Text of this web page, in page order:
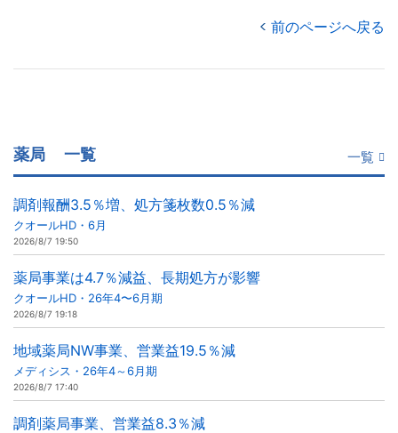
前のページへ戻る
薬局 一覧 一覧
調剤報酬3.5％増、処方箋枚数0.5％減
クオールHD・6月
2026/8/7 19:50
薬局事業は4.7％減益、長期処方が影響
クオールHD・26年4〜6月期
2026/8/7 19:18
地域薬局NW事業、営業益19.5％減
メディシス・26年4～6月期
2026/8/7 17:40
調剤薬局事業、営業益8.3％減